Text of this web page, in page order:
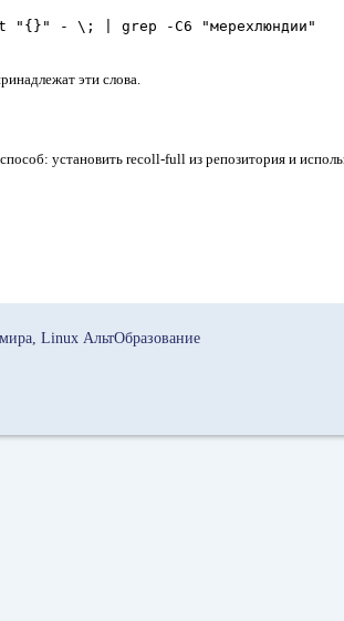
"{}" - \; | grep -C6 "мерехлюндии"
эти слова.
установить recoll-full из репозитория и
Linux АльтОбразование